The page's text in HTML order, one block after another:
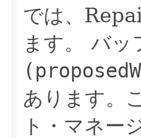
では、
ます。
バッ
あります。
ト・マネー